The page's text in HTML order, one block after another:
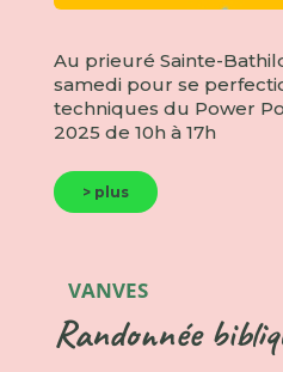
Au prieuré Sainte-
samedi pour se
techniques du Power
2025 de 10h à 17h
> plus
VANVES
Randonnée